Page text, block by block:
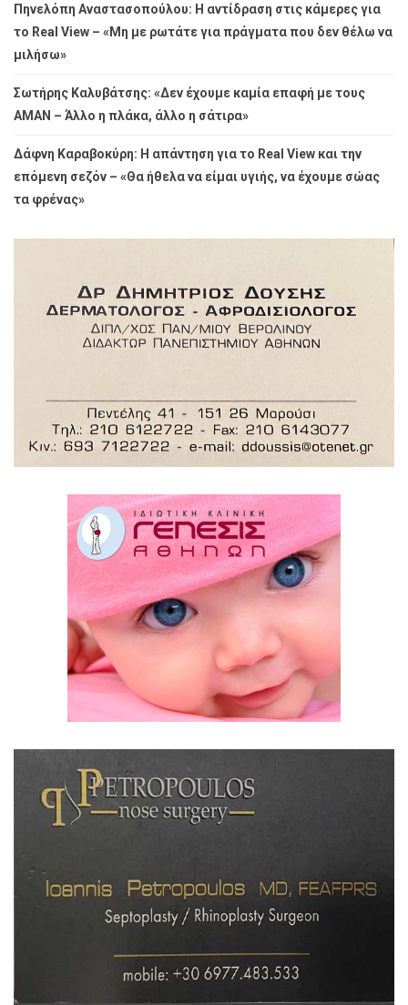
Πηνελόπη Αναστασοπούλου: Η αντίδραση στις κάμερες για
το Real View – «Μη με ρωτάτε για πράγματα που δεν θέλω να
μιλήσω»
Σωτήρης Καλυβάτσης: «Δεν έχουμε καμία επαφή με τους
ΑΜΑΝ – Άλλο η πλάκα, άλλο η σάτιρα»
Δάφνη Καραβοκύρη: Η απάντηση για το Real View και την
επόμενη σεζόν – «Θα ήθελα να είμαι υγιής, να έχουμε σώας
τα φρένας»